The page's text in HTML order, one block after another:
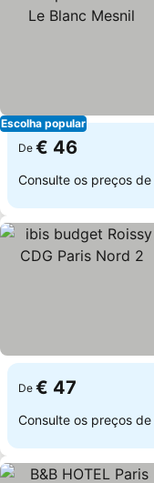
Escolha popular
De € 46
Consulte os preços de
De € 47
Consulte os preços de